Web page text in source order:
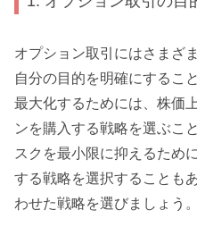
オプション取引にはさまざ
自分の目的を明確にするこ
最大化するためには、株価
ンを購入する戦略を選ぶこ
スクを最小限に抑えるため
する戦略を選択することも
わせた戦略を選びましょう。